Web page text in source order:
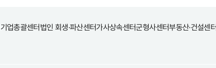
기업총괄센터법인 회생·파산센터가사상속센터군형사센터부동산·건설센